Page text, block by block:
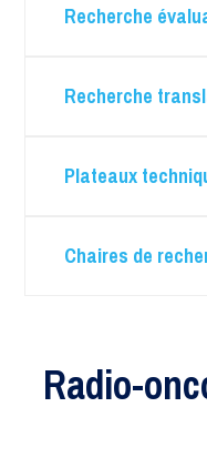
Recherche
Recherche
Plateaux
Chaires de
Radio-